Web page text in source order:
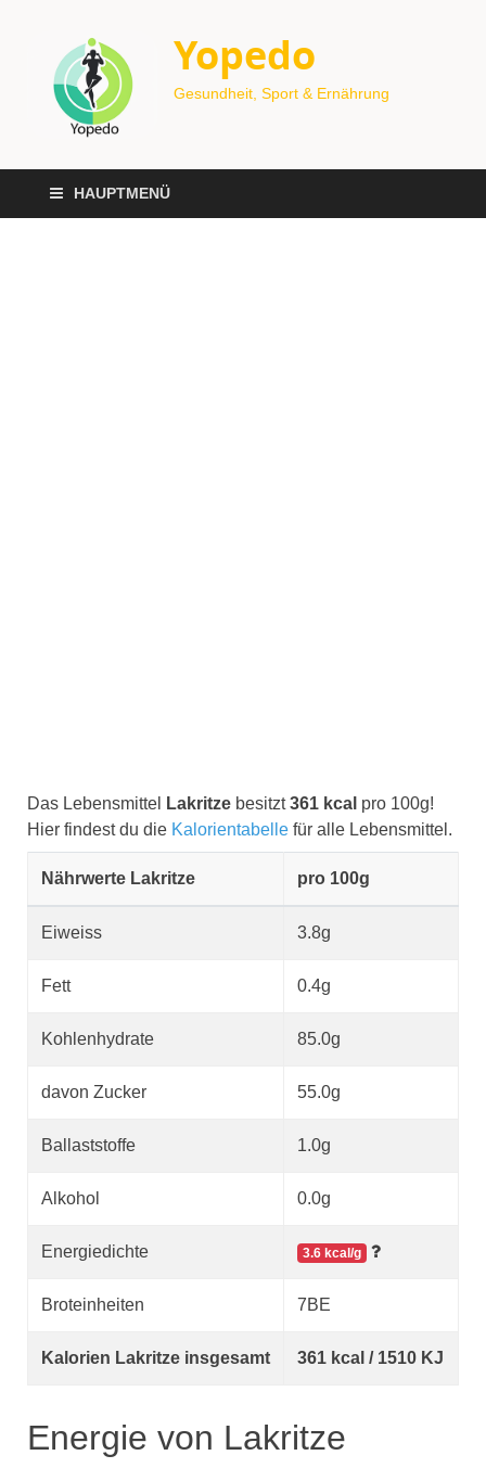
Yopedo
Gesundheit, Sport & Ernährung
HAUPTMENÜ
Das Lebensmittel Lakritze besitzt361 kcal pro 100g!
Hier findest du die Kalorientabelle für alle Lebensmittel.
Nährwerte Lakritze pro 100g
Eiweiss 3.8g
Fett 0.4g
Kohlenhydrate 85.0g
davon Zucker 55.0g
Ballaststoffe 1.0g
Alkohol 0.0g
Energiedichte 3.6 kcal/g
Broteinheiten 7BE
Kalorien Lakritze insgesamt 361 kcal / 1510 KJ
Energie von Lakritze